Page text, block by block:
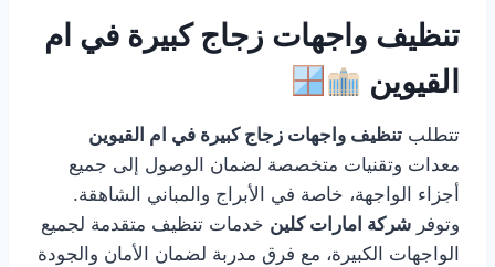
تنظيف واجهات زجاج كبيرة في ام
القيوين
تتطلب تنظيف واجهات زجاج كبيرة في ام القيوين
معدات وتقنيات متخصصة لضمان الوصول إلى جميع
أجزاء الواجهة، خاصة في الأبراج والمباني الشاهقة.
وتوفر شركة امارات كلين خدمات تنظيف متقدمة لجميع
الواجهات الكبيرة، مع فرق مدربة لضمان الأمان والجودة